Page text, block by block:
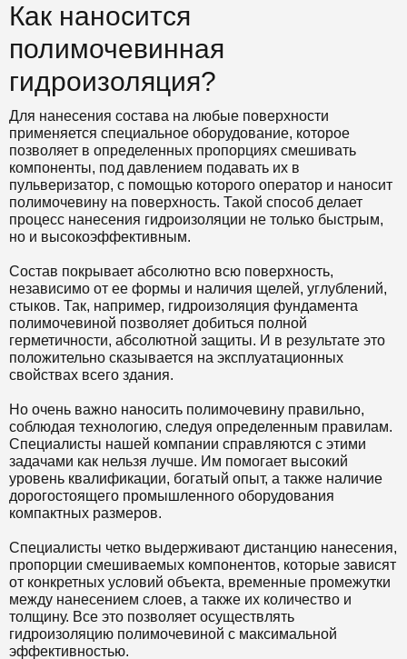
Как наносится
полимочевинная
гидроизоляция?
Для нанесения состава на любые поверхности
применяется специальное оборудование, которое
позволяет в определенных пропорциях смешивать
компоненты, под давлением подавать их в
пульверизатор, с помощью которого оператор и наносит
полимочевину на поверхность. Такой способ делает
процесс нанесения гидроизоляции не только быстрым,
но и высокоэффективным.
Состав покрывает абсолютно всю поверхность,
независимо от ее формы и наличия щелей, углублений,
стыков. Так, например, гидроизоляция фундамента
полимочевиной позволяет добиться полной
герметичности, абсолютной защиты. И в результате это
положительно сказывается на эксплуатационных
свойствах всего здания.
Но очень важно наносить полимочевину правильно,
соблюдая технологию, следуя определенным правилам.
Специалисты нашей компании справляются с этими
задачами как нельзя лучше. Им помогает высокий
уровень квалификации, богатый опыт, а также наличие
дорогостоящего промышленного оборудования
компактных размеров.
Специалисты четко выдерживают дистанцию нанесения,
пропорции смешиваемых компонентов, которые зависят
от конкретных условий объекта, временные промежутки
между нанесением слоев, а также их количество и
толщину. Все это позволяет осуществлять
гидроизоляцию полимочевиной с максимальной
эффективностью.